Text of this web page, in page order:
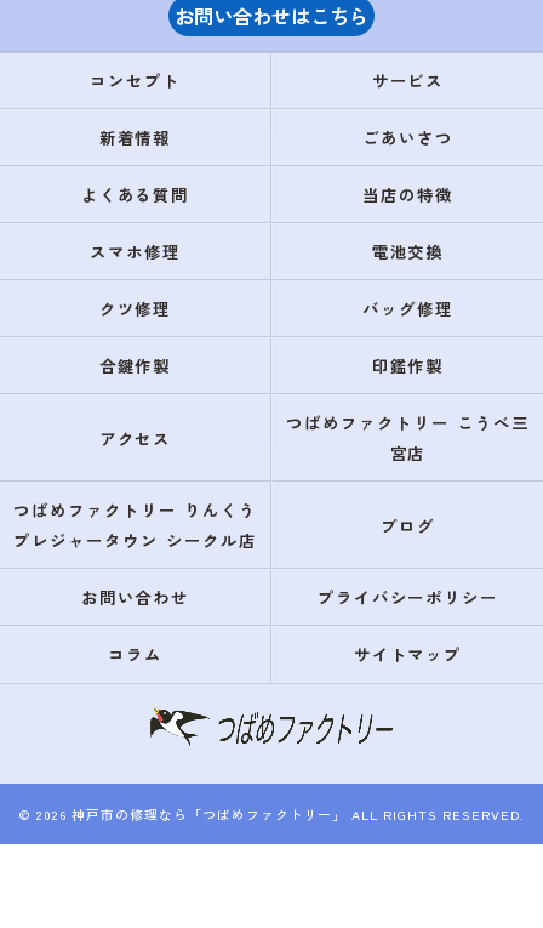
お問い合わせはこちら
コンセプト サービス
新着情報 ごあいさつ
よくある質問 当店の特徴
スマホ修理 電池交換
クツ修理 バッグ修理
合鍵作製 印鑑作製
アクセス
つばめファクトリー こうべ三
宮店
つばめファクトリー りんくう
プレジャータウン シークル店
ブログ
お問い合わせ プライバシーポリシー
コラム サイトマップ
© 2026 神戸市の修理なら「つばめファクトリー」 ALL RIGHTS RESERVED.